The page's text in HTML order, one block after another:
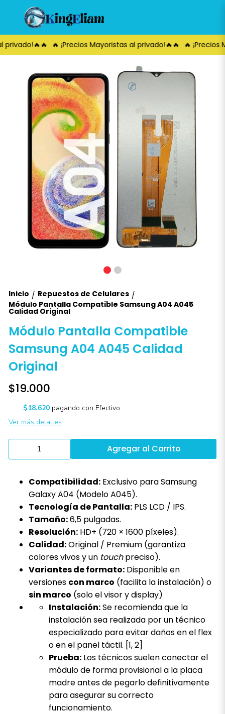
privado!🔥🔥 🔥 ¡Precios Mayoristas al privado!🔥🔥 🔥 ¡Precios
Inicio / Repuestos de Celulares /
Módulo Pantalla Compatible Samsung A04 A045
Calidad Original
Módulo Pantalla Compatible
Samsung A04 A045 Calidad
Original
$19.000
$18.620pagando con Efectivo
Ver más detalles
Agregar al Carrito
Compatibilidad:Exclusivo para Samsung
Galaxy A04 (Modelo A045).
Tecnología de Pantalla:PLS LCD / IPS.
Tamaño:6,5 pulgadas.
Resolución:HD+ (720 × 1600 píxeles).
Calidad:Original / Premium (garantiza
colores vivos y un touchpreciso).
Variantes de formato:Disponible en
versiones con marco (facilita la instalación) o
sin marco (solo el visor y display)
Instalación:Se recomienda que la
instalación sea realizada por un técnico
especializado para evitar daños en el flex
o en el panel táctil. [1,2]
Prueba:Los técnicos suelen conectar el
módulo de forma provisional a la placa
madre antes de pegarlo definitivamente
para asegurar su correcto
funcionamiento.